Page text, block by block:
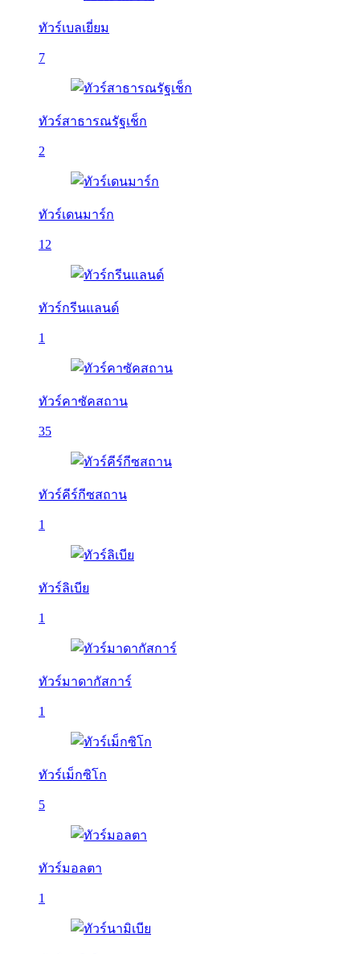
ทัวร์เบลเยี่ยม
7
ทัวร์สาธารณรัฐเช็ก
2
ทัวร์เดนมาร์ก
12
ทัวร์กรีนแลนด์
1
ทัวร์คาซัคสถาน
35
ทัวร์คีร์กีซสถาน
1
ทัวร์ลิเบีย
1
ทัวร์มาดากัสการ์
1
ทัวร์เม็กซิโก
5
ทัวร์มอลตา
1